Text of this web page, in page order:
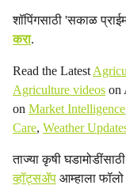
शॉपिंगसाठी 'सकाळ
करा.
Read the Latest
Agriculture videos on
on Market Intelligence
Care, Weather
ताज्या कृषी
व्हॉट्सॲप आम्हाला